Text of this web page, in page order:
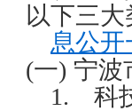
以下三
息公开
(一) 宁波
1.
科